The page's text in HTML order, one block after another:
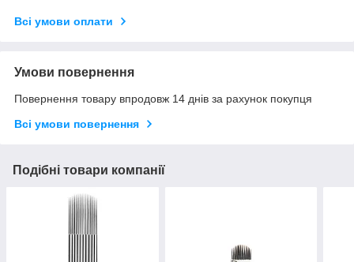
Всі умови оплати
Умови повернення
Повернення товару впродовж 14 днів за рахунок покупця
Всі умови повернення
Подібні товари компанії